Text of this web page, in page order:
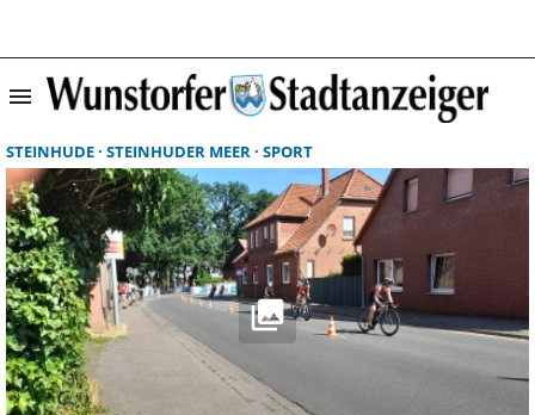
menu
STEINHUDE STEINHUDER MEER SPORT